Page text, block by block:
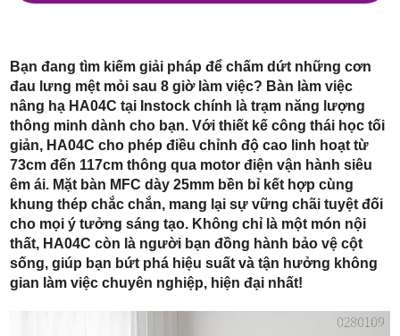
Hóc Môn,
TP. HCM
Bạn đang tìm kiếm giải pháp để chấm dứt những cơn
đau lưng mệt mỏi sau 8 giờ làm việc? Bàn làm việc
nâng hạ HA04C tại Instock chính là trạm năng lượng
thông minh dành cho bạn. Với thiết kế công thái học tối
giản, HA04C cho phép điều chỉnh độ cao linh hoạt từ
73cm đến 117cm thông qua motor điện vận hành siêu
êm ái. Mặt bàn MFC dày 25mm bền bỉ kết hợp cùng
khung thép chắc chắn, mang lại sự vững chãi tuyệt đối
cho mọi ý tưởng sáng tạo. Không chỉ là một món nội
thất, HA04C còn là người bạn đồng hành bảo vệ cột
sống, giúp bạn bứt phá hiệu suất và tận hưởng không
gian làm việc chuyên nghiệp, hiện đại nhất!